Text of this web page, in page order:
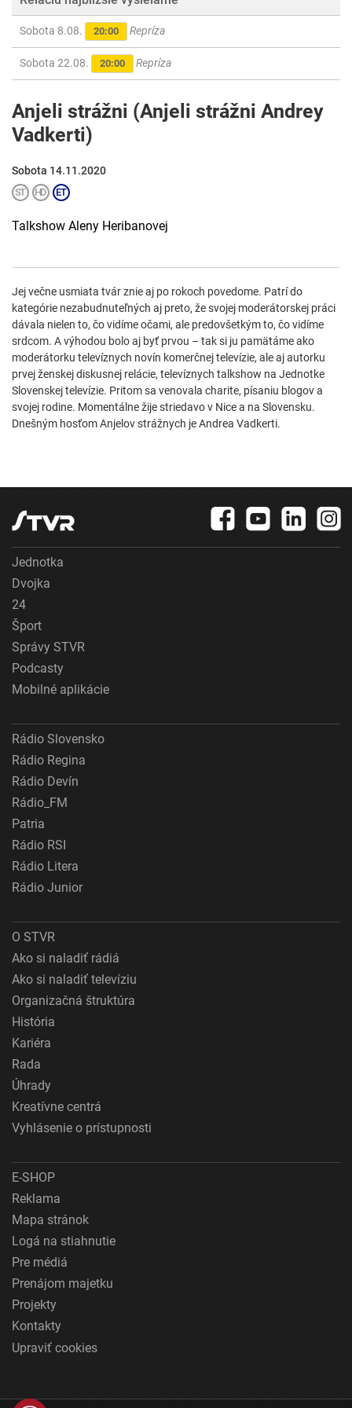
Sobota 8.08. 20:00 Repríza
Sobota 22.08. 20:00 Repríza
Anjeli strážni (Anjeli strážni Andrey
Vadkerti)
Sobota 14.11.2020
Talkshow Aleny Heribanovej
Jej večne usmiata tvár znie aj po rokoch povedome. Patrí do
kategórie nezabudnuteľných aj preto, že svojej moderátorskej práci
dávala nielen to, čo vidíme očami, ale predovšetkým to, čo vidíme
srdcom. A výhodou bolo aj byť prvou – tak si ju pamätáme ako
moderátorku televíznych novín komerčnej televízie, ale aj autorku
prvej ženskej diskusnej relácie, televíznych talkshow na Jednotke
Slovenskej televízie. Pritom sa venovala charite, písaniu blogov a
svojej rodine. Momentálne žije striedavo v Nice a na Slovensku.
Dnešným hosťom Anjelov strážnych je Andrea Vadkerti.
Jednotka
Dvojka
24
Šport
Správy STVR
Podcasty
Mobilné aplikácie
Rádio Slovensko
Rádio Regina
Rádio Devín
Rádio_FM
Patria
Rádio RSI
Rádio Litera
Rádio Junior
O STVR
Ako si naladiť rádiá
Ako si naladiť televíziu
Organizačná štruktúra
História
Kariéra
Rada
Úhrady
Kreatívne centrá
Vyhlásenie o prístupnosti
E-SHOP
Reklama
Mapa stránok
Logá na stiahnutie
Pre médiá
Prenájom majetku
Projekty
Kontakty
Upraviť cookies